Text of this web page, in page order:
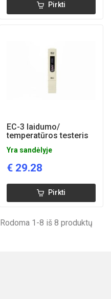
Pirkti
EC-3 laidumo/
temperatūros testeris
Yra sandėlyje
€ 29.28
Pirkti
Rodoma 1-8 iš 8 produktų